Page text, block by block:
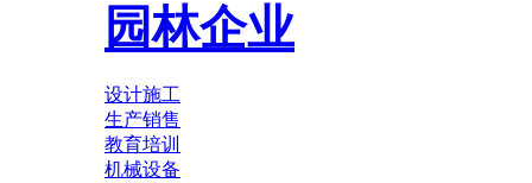
园林企业
设计施工
生产销售
教育培训
机械设备